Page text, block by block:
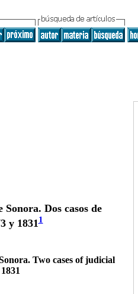
Dos casos de
y 18311
Two cases of judicial